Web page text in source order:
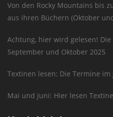
Von den Rocky Mountains bis
aus ihren Büchern (Oktober
Achtung, hier wird gelesen!
September und Oktober 2025
Textinen lesen: Die Termine im
Mai und Juni: Hier lesen